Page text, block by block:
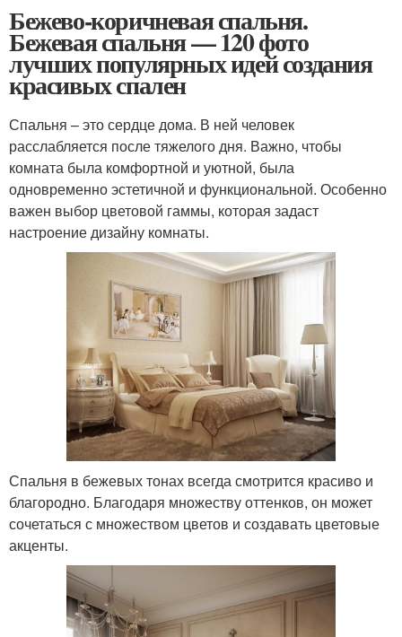
Бежево-коричневая спальня.
Бежевая спальня — 120 фото
лучших популярных идей создания
красивых спален
Спальня – это сердце дома. В ней человек
расслабляется после тяжелого дня. Важно, чтобы
комната была комфортной и уютной, была
одновременно эстетичной и функциональной. Особенно
важен выбор цветовой гаммы, которая задаст
настроение дизайну комнаты.
Спальня в бежевых тонах всегда смотрится красиво и
благородно. Благодаря множеству оттенков, он может
сочетаться с множеством цветов и создавать цветовые
акценты.